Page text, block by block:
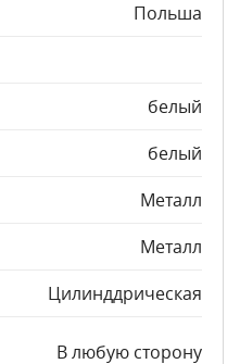
Польша
белый
белый
Металл
Металл
Цилинддрическая
В любую сторону